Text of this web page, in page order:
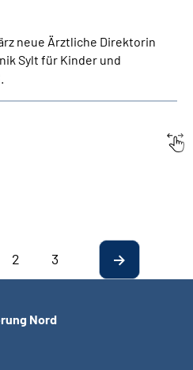
neue Ärztliche Direktorin
Sylt für Kinder und
2 3
Nord